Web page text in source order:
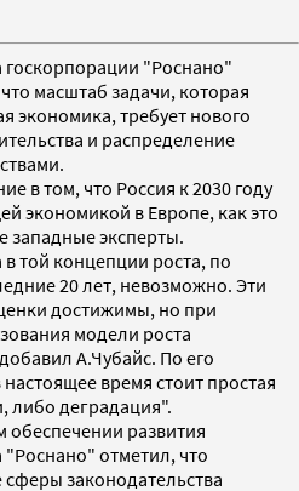
госкорпорации "Роснано"
масштаб задачи, которая
экономика, требует нового
и распределение
в том, что Россия к 2030 году
экономикой в Европе, как это
западные эксперты.
той концепции роста, по
20 лет, невозможно. Эти
достижимы, но при
модели роста
А.Чубайс. По его
время стоит простая
либо деградация".
обеспечении развития
"Роснано" отметил, что
законодательства